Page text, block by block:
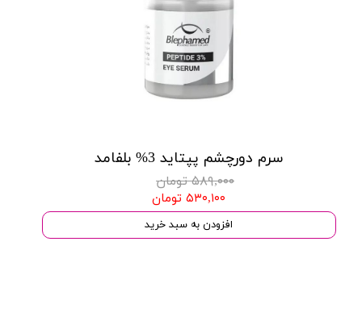
سرم دورچشم پپتاید 3% بلفامد
۵۸۹,۰۰۰ تومان
۵۳۰,۱۰۰ تومان
افزودن به سبد خرید